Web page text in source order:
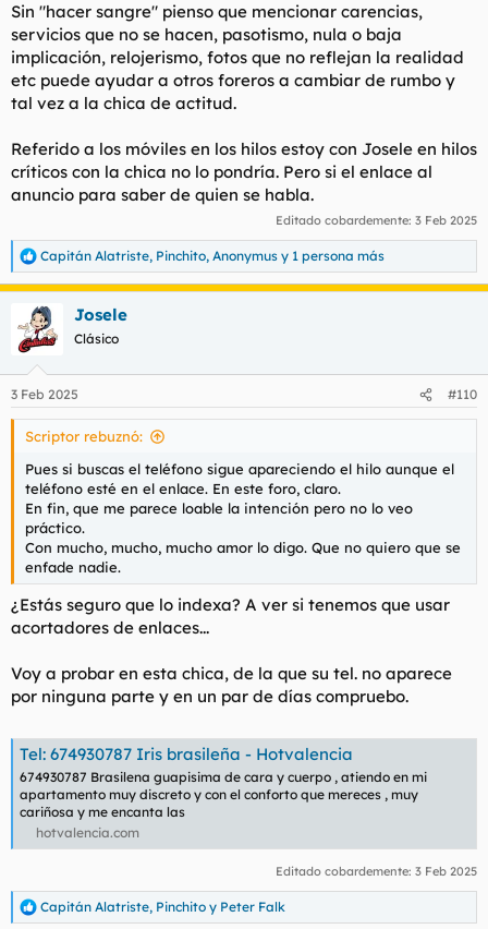
de la profesional, no es lo mismo que yo tenga unas
expectativas que no se alcanzan que la profesional haya hecho
un mal trabajo.
Resumen, independientemente de 'los mirones', no sé de qué
serviría un foro de experiencias sin algún dato que
En el ejemplo del restaurante es como poner "ayer me
pusieron una kk de patatas bravas" y no decir dónde.
Sin "hacer sangre" pienso que mencionar carencias,
servicios que no se hacen, pasotismo, nula o baja
implicación, relojerismo, fotos que no reflejan la realidad
etc puede ayudar a otros foreros a cambiar de rumbo y
tal vez a la chica de actitud.
Referido a los móviles en los hilos estoy con Josele en hilos
críticos con la chica no lo pondría. Pero si el enlace al
anuncio para saber de quien se habla.
Editado cobardemente: 3 Feb 2025
R
e
a
c
i
e
s
Capitán Alatriste, Pinchito, Anonymus y 1 persona más
Josele
Clásico
3 Feb 2025 #110
Scriptor rebuznó:
Pues si buscas el teléfono sigue apareciendo el hilo aunque el
teléfono esté en el enlace. En este foro, claro.
En fin, que me parece loable la intención pero no lo veo
práctico.
Con mucho, mucho, mucho amor lo digo. Que no quiero que se
enfade nadie.
¿Estás seguro que lo indexa? A ver si tenemos que usar
acortadores de enlaces...
Voy a probar en esta chica, de la que su tel. no aparece
por ninguna parte y en un par de días compruebo.
Tel: 674930787 Iris brasileña - Hotvalencia
674930787 Brasilena guapisima de cara y cuerpo , atiendo en mi
apartamento muy discreto y con el conforto que mereces , muy
cariñosa y me encanta las
hotvalencia.com
Editado cobardemente: 3 Feb 2025
R
Capitán Alatriste, Pinchito y Peter Falk